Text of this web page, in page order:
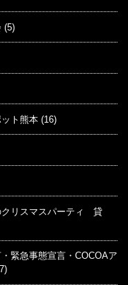
(5)
ト熊本 (16)
リスマスパーティ 貸
緊急事態宣言・COCOAア